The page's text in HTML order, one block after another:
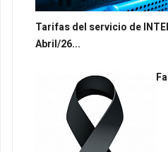
Tarifas del servicio de
Abril/26...